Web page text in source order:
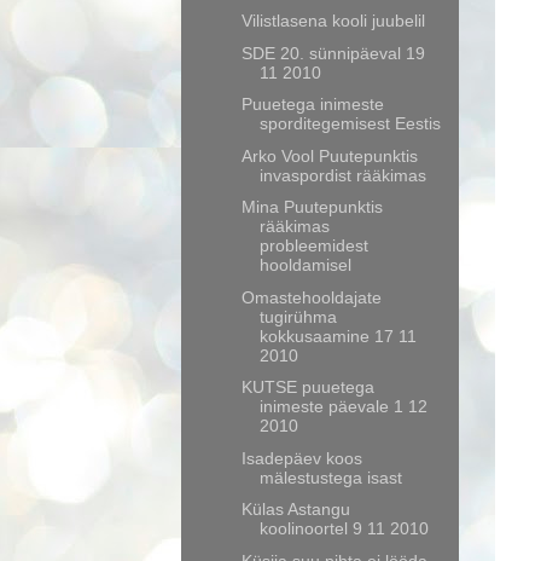
Vilistlasena kooli juubelil
SDE 20. sünnipäeval 19
11 2010
Puuetega inimeste
sporditegemisest Eestis
Arko Vool Puutepunktis
invaspordist rääkimas
Mina Puutepunktis
rääkimas
probleemidest
hooldamisel
Omastehooldajate
tugirühma
kokkusaamine 17 11
2010
KUTSE puuetega
inimeste päevale 1 12
2010
Isadepäev koos
mälestustega isast
Külas Astangu
koolinoortel 9 11 2010